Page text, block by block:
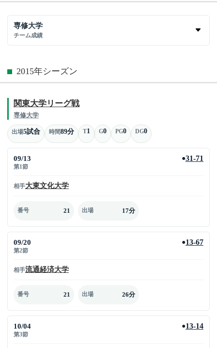
専修大学
チーム成績
2015年シーズン
関東大学リーグ戦
専修大学
出場5試合 時間89分 T1 G0 PG0 DG0
09/13
第1節
●31-71
相手大東文化大学
番号 21 出場 17分
09/20
第2節
●13-67
相手流通経済大学
番号 21 出場 26分
10/04
第3節
●13-14